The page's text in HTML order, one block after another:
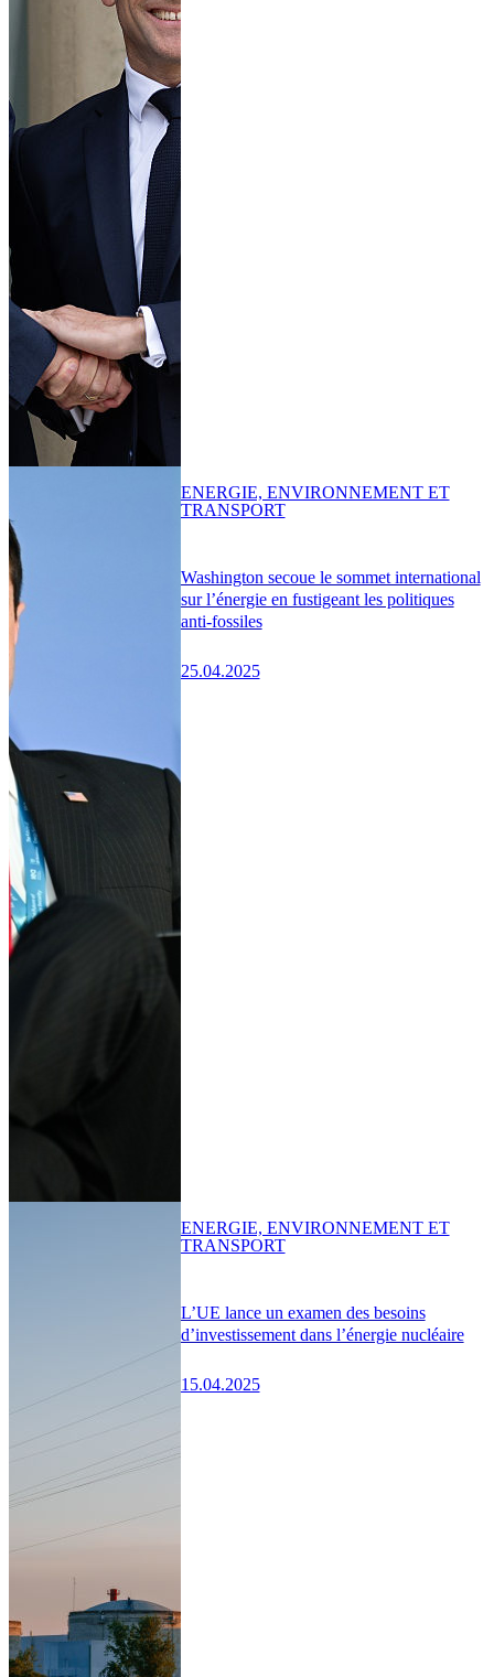
Washington secoue le sommet international
sur l’énergie en fustigeant les politiques
anti-fossiles
25.04.2025
ENERGIE, ENVIRONNEMENT ET
TRANSPORT
L’UE lance un examen des besoins
d’investissement dans l’énergie nucléaire
15.04.2025
ENERGIE, ENVIRONNEMENT ET
TRANSPORT